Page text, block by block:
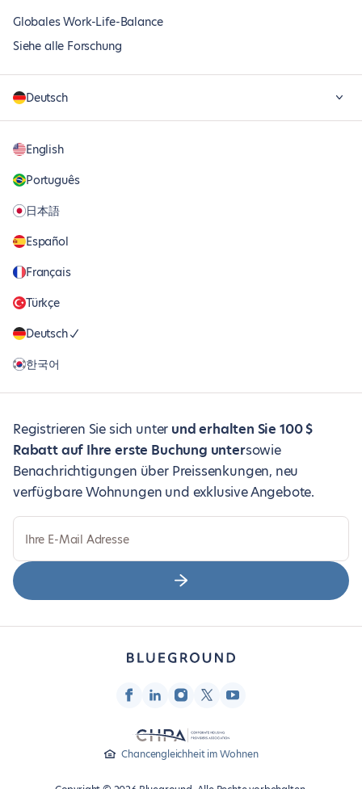
Globales Work-Life-Balance
Siehe alle Forschung
Deutsch
English
Português
日本語
Español
Français
Türkçe
Deutsch
한국어
Registrieren Sie sich unter und erhalten Sie 100 $
Rabatt auf Ihre erste Buchung untersowie
Benachrichtigungen über Preissenkungen, neu
verfügbare Wohnungen und exklusive Angebote.
Ihre E-Mail Adresse
Chancengleichheit im Wohnen